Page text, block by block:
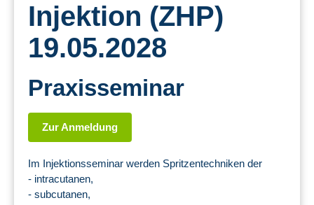
Injektion (ZHP)
19.05.2028
Praxisseminar
Zur Anmeldung
Im Injektionsseminar werden Spritzentechniken der
- intracutanen,
- subcutanen,